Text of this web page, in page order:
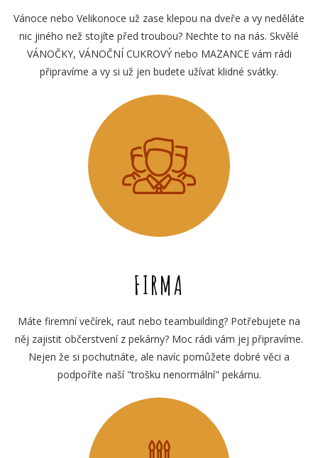
Vánoce nebo Velikonoce už zase klepou na dveře a vy neděláte
nic jiného než stojíte před troubou? Nechte to na nás. Skvělé
VÁNOČKY, VÁNOČNÍ CUKROVÝ nebo MAZANCE vám rádi
připravíme a vy si už jen budete užívat klidné svátky.
FIRMA
Máte firemní večírek, raut nebo teambuilding? Potřebujete na
něj zajistit občerstvení z pekárny? Moc rádi vám jej připravíme.
Nejen že si pochutnáte, ale navíc pomůžete dobré věci a
podpoříte naší "trošku nenormální" pekárnu.